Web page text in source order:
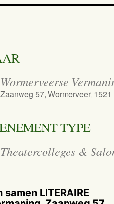
Calendar
Wormerveerse
Zaanweg 57, Wormerveer, 1521
TYPE
Theatercolleges &
LITERAIRE